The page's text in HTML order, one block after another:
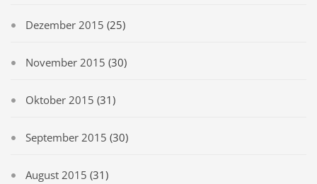
Dezember 2015 (25)
November 2015 (30)
Oktober 2015 (31)
September 2015 (30)
August 2015 (31)